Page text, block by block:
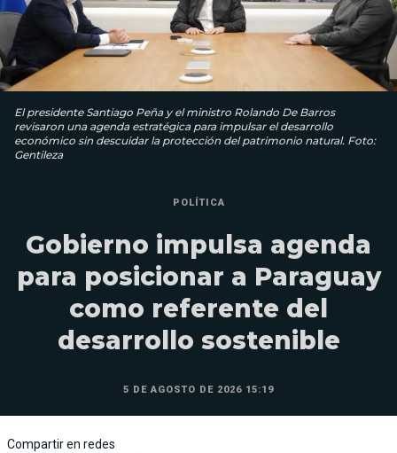
El presidente Santiago Peña y el ministro Rolando De Barros
revisaron una agenda estratégica para impulsar el desarrollo
económico sin descuidar la protección del patrimonio natural. Foto:
Gentileza
POLÍTICA
Gobierno impulsa agenda
para posicionar a Paraguay
como referente del
desarrollo sostenible
5 DE AGOSTO DE 2026 15:19
Compartir en redes